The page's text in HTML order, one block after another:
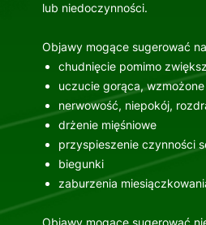
lub niedoczynności.
Objawy mogące sugerować
chudnięcie pomimo
uczucie gorąca,
nerwowość, niepokój,
drżenie mięśniowe
przyspieszenie czynności
biegunki
zaburzenia